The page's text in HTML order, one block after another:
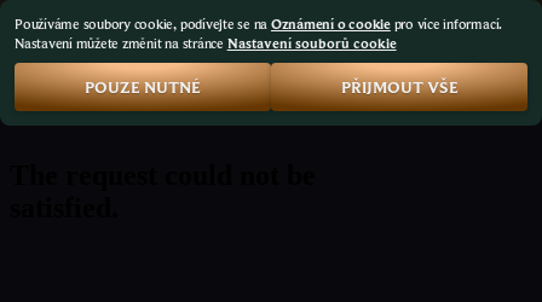
Používáme soubory cookie, podívejte se na Oznámení o cookiepro více informací.
Nastavení můžete změnit na stránce Nastavení souborů cookie
POUZE NUTNÉ PŘIJMOUT VŠE